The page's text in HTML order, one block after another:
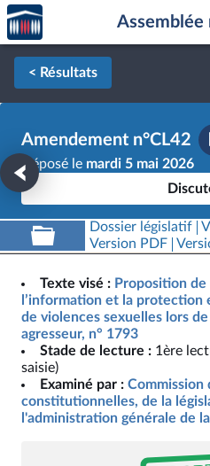
Aller au contenu
Aller en bas de la page
Accèder
à la
page
d'accueil
Assemblée
< Résultats
Amendement n°CL42
Déposé le mardi 5 mai 2026
Dossier législatif
Version PDF
Texte visé : Proposition
l’information et la
de violences sexuelles lors
agresseur, n° 1793
Stade de lecture : 1ère
saisie)
Examiné par : Commission
constitutionnelles, de la
l'administration générale de